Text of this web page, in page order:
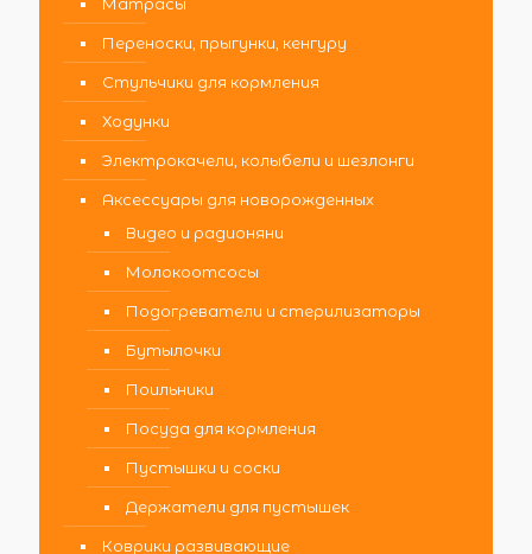
Переноски, прыгунки, кенгуру
Стульчики для кормления
Ходунки
Электрокачели, колыбели и шезлонги
Аксессуары для новорожденных
Видео и радионяни
Молокоотсосы
Подогреватели и стерилизаторы
Бутылочки
Поильники
Посуда для кормления
Пустышки и соски
Держатели для пустышек
Коврики развивающие